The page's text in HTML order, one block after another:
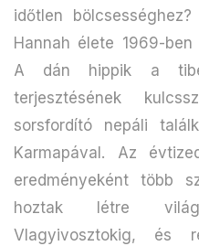
időtlen
Hannah élete 1969-
A dán hippik a
terjesztésének
sorsfordító nepáli
Karmapával. Az
eredményeként több
hoztak létre
Vlagyivosztokig, és